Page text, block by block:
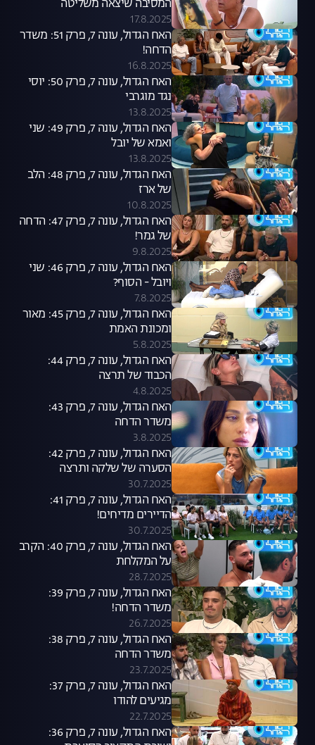
המסיבה שיצאה משליטה
17.8.2025
האח הגדול, עונה 7, פרק 51: משדר
הדחה!
16.8.2025
האח הגדול, עונה 7, פרק 50: יוסי
נגד מוגרבי
13.8.2025
האח הגדול, עונה 7, פרק 49: שני
ואמא של יובל
13.8.2025
האח הגדול, עונה 7, פרק 48: הלב
של ארז
10.8.2025
האח הגדול, עונה 7, פרק 47: הדחה
של גמר!
9.8.2025
האח הגדול, עונה 7, פרק 46: שני
ויובל - הסוף?
7.8.2025
האח הגדול, עונה 7, פרק 45: מאור
ומכונת האמת
5.8.2025
האח הגדול, עונה 7, פרק 44:
הכבוד של תרצה
4.8.2025
האח הגדול, עונה 7, פרק 43:
משדר הדחה
3.8.2025
האח הגדול, עונה 7, פרק 42:
הסערה של שלקה ותרצה
30.7.2025
האח הגדול, עונה 7, פרק 41:
הדיירים מדיחים!
30.7.2025
האח הגדול, עונה 7, פרק 40: הקרב
על המקלחת
28.7.2025
האח הגדול, עונה 7, פרק 39:
משדר הדחה!
26.7.2025
האח הגדול, עונה 7, פרק 38:
משדר הדחה
23.7.2025
האח הגדול, עונה 7, פרק 37:
מגיעים להודו
22.7.2025
האח הגדול, עונה 7, פרק 36: